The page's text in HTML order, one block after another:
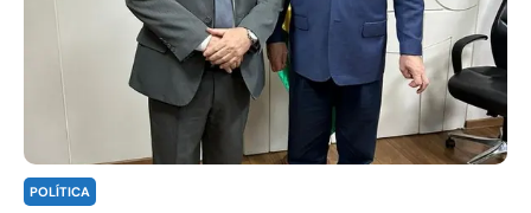
POLÍTICA